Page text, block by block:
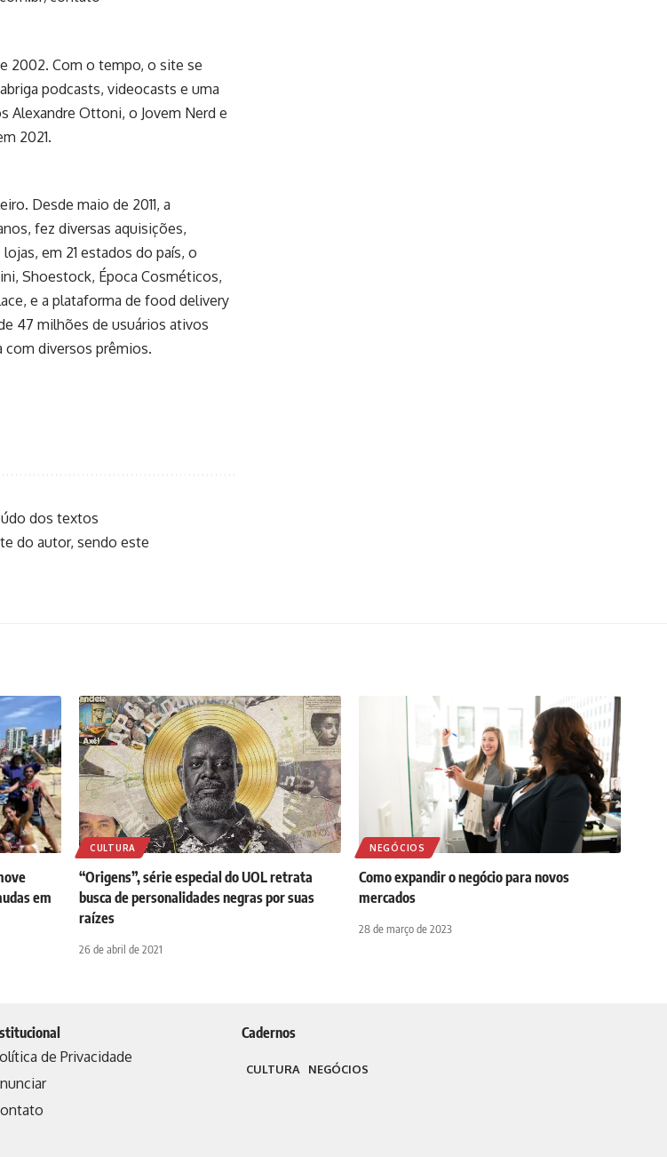
2002. Com o tempo, o site se
podcasts, videocasts e uma
Alexandre Ottoni, o Jovem Nerd e
2021.
Desde maio de 2011, a
fez diversas aquisições,
em 21 estados do país, o
Shoestock, Época Cosméticos,
e a plataforma de food delivery
47 milhões de usuários ativos
com diversos prêmios.
dos textos
do autor, sendo este
em
CULTURA
“Origens”, série especial do UOL retrata
busca de personalidades negras por suas
raízes
26 de abril de 2021
NEGÓCIOS
Como expandir o negócio para novos
mercados
28 de março de 2023
de Privacidade
Cadernos
CULTURA NEGÓCIOS